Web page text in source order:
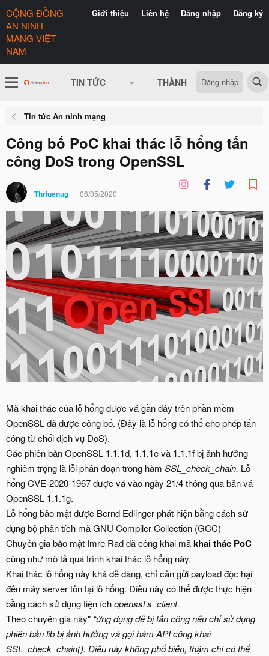
Giới thiệu Liên hệ Đăng nhập Đăng ký
CỘNG ĐỒNG
AN NINH
MẠNG VIỆT
NAM
TIN TỨC THÀNH VIÊN CÓ GÌ
Đăng nhập
Tin tức An ninh mạng
Công bố PoC khai thác lỗ hổng tấn
công DoS trong OpenSSL
Thriuenug 06/05/2020
Mã khai thác của lỗ hổng được vá gần đây trên phần mềm
OpenSSL đã được công bố. (Đây là lỗ hổng có thể cho phép tấn
công từ chối dịch vụ DoS).
Các phiên bản OpenSSL 1.1.1d, 1.1.1e và 1.1.1f bị ảnh hưởng
nghiêm trọng là lỗi phân đoạn trong hàm SSL_check_chain. Lỗ
hổng CVE-2020-1967 được vá vào ngày 21/4 thông qua bản vá
OpenSSL 1.1.1g.
Lỗ hổng bảo mật được Bernd Edlinger phát hiện bằng cách sử
dụng bộ phân tích mã GNU Compiler Collection (GCC)
Chuyên gia bảo mật Imre Rad đã công khai mãkhai thác PoC
cũng như mô tả quá trình khai thác lỗ hổng này.
Khai thác lỗ hổng này khá dễ dàng, chỉ cần gửi payload độc hại
đến máy server tồn tại lỗ hổng. Điều này có thể được thực hiện
bằng cách sử dụng tiện íchopenssl s_client.
Theo chuyên gia này" “ứng dụng dễ bị tấn công nếuchỉsử dụng
phiên bản lib bị ảnh hưởng và gọi hàm API công khai
SSL_check_chain(). Điều này không phổ biến, thậm chí có thể